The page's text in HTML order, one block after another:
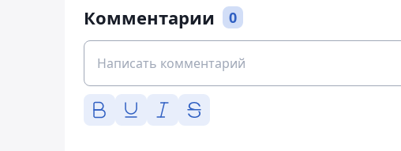
Комментарии 0